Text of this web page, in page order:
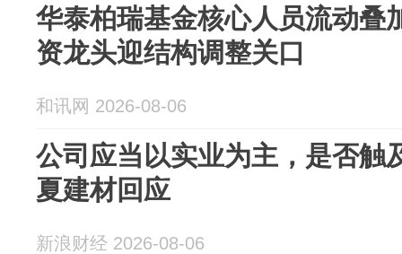
华泰柏瑞基金核心人员流动叠
资龙头迎结构调整关口
和讯网 2026-08-06
公司应当以实业为主，是否触
夏建材回应
新浪财经 2026-08-06